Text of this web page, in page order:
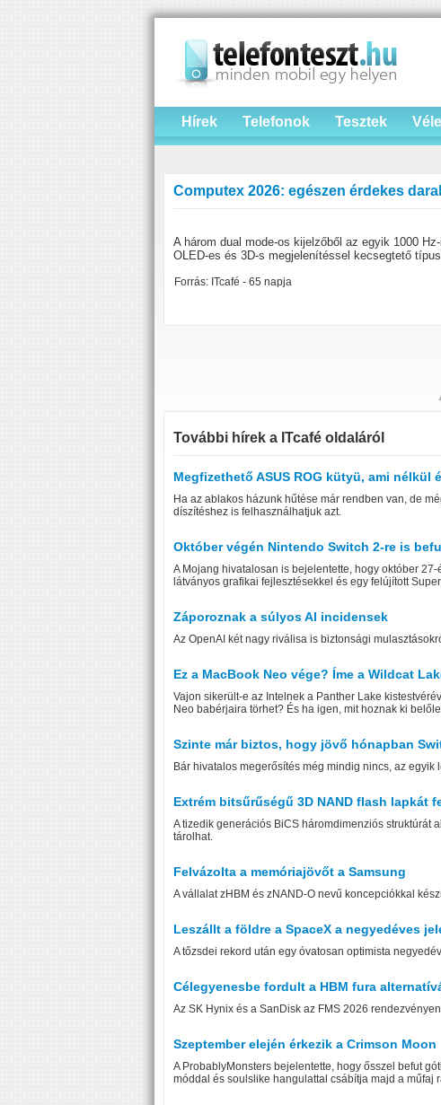
Hírek Telefonok Tesztek
Computex 2026: egészen érdekes
A három dual mode-os kijelzőből az egyik 1000
OLED-es és 3D-s megjelenítéssel kecsegtető
Forrás: ITcafé - 65 napja
További hírek a ITcafé oldaláról
Megfizethető ASUS ROG kütyü, ami nélkül
Ha az ablakos házunk hűtése már rendben van, de
díszítéshez is felhasználhatjuk azt.
Október végén Nintendo Switch 2-re is
A Mojang hivatalosan is bejelentette, hogy október
látványos grafikai fejlesztésekkel és egy felújított
Záporoznak a súlyos AI incidensek
Az OpenAI két nagy riválisa is biztonsági
Ez a MacBook Neo vége? Íme a Wildcat
Vajon sikerült-e az Intelnek a Panther Lake
Neo babérjaira törhet? És ha igen, mit hoznak ki
Szinte már biztos, hogy jövő hónapban
Bár hivatalos megerősítés még mindig nincs, az
Extrém bitsűrűségű 3D NAND flash lapkát
A tizedik generációs BiCS háromdimenziós struktúrát
tárolhat.
Felvázolta a memóriajövőt a Samsung
A vállalat zHBM és zNAND-O nevű koncepciókkal
Leszállt a földre a SpaceX a negyedéves
A tőzsdei rekord után egy óvatosan optimista
Célegyenesbe fordult a HBM fura
Az SK Hynix és a SanDisk az FMS 2026
Szeptember elején érkezik a Crimson Moon
A ProbablyMonsters bejelentette, hogy ősszel befut
móddal és soulslike hangulattal csábítja majd a műfaj